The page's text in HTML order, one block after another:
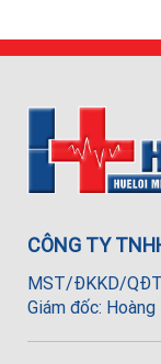
CÔNG TY
MST/ĐKKD/
Giám đốc: